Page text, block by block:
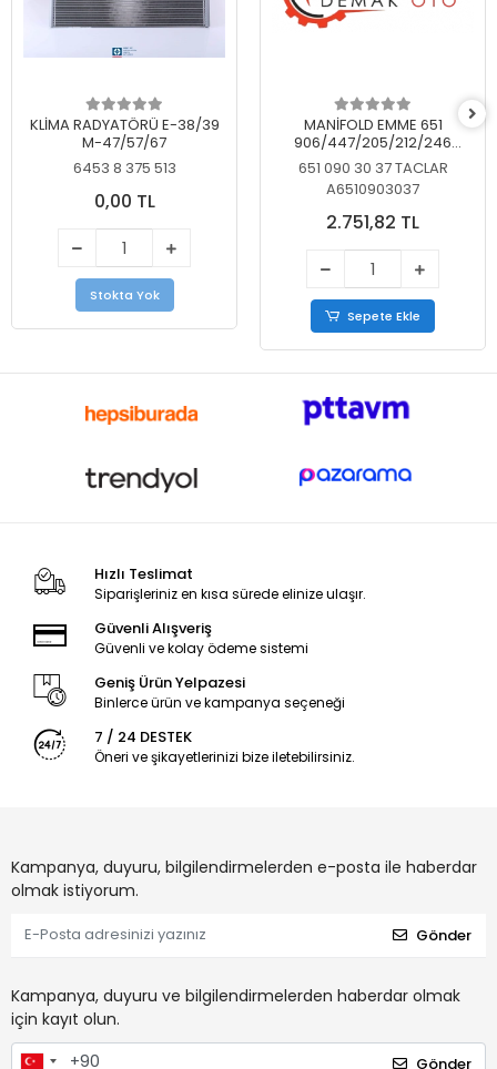
KLİMA RADYATÖRÜ E-38/39
M-47/57/67
6453 8 375 513
0,00 TL
Stokta Yok
MANİFOLD EMME 651
906/447/205/212/246
KELEBEKSİZ
651 090 30 37 TACLAR
A6510903037
2.751,82 TL
Sepete Ekle
Hızlı Teslimat
Siparişleriniz en kısa sürede elinize ulaşır.
Güvenli Alışveriş
Güvenli ve kolay ödeme sistemi
Geniş Ürün Yelpazesi
Binlerce ürün ve kampanya seçeneği
7 / 24 DESTEK
Öneri ve şikayetlerinizi bize iletebilirsiniz.
Kampanya, duyuru, bilgilendirmelerden e-posta ile haberdar
olmak istiyorum.
Gönder
Kampanya, duyuru ve bilgilendirmelerden haberdar olmak
için kayıt olun.
Gönder